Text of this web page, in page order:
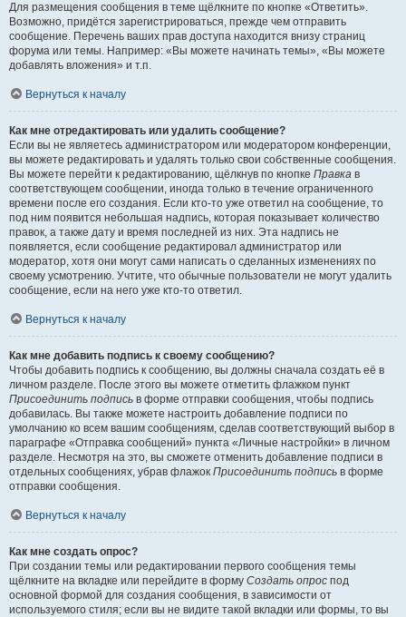
Для размещения сообщения в теме щёлкните по кнопке «Ответить».
Возможно, придётся зарегистрироваться, прежде чем отправить
сообщение. Перечень ваших прав доступа находится внизу страниц
форума или темы. Например: «Вы можете начинать темы», «Вы можете
добавлять вложения» и т.п.
Вернуться к началу
Как мне отредактировать или удалить сообщение?
Если вы не являетесь администратором или модератором конференции,
вы можете редактировать и удалять только свои собственные сообщения.
Вы можете перейти к редактированию, щёлкнув по кнопке Правка в
соответствующем сообщении, иногда только в течение ограниченного
времени после его создания. Если кто-то уже ответил на сообщение, то
под ним появится небольшая надпись, которая показывает количество
правок, а также дату и время последней из них. Эта надпись не
появляется, если сообщение редактировал администратор или
модератор, хотя они могут сами написать о сделанных изменениях по
своему усмотрению. Учтите, что обычные пользователи не могут удалить
сообщение, если на него уже кто-то ответил.
Вернуться к началу
Как мне добавить подпись к своему сообщению?
Чтобы добавить подпись к сообщению, вы должны сначала создать её в
личном разделе. После этого вы можете отметить флажком пункт
Присоединить подпись в форме отправки сообщения, чтобы подпись
добавилась. Вы также можете настроить добавление подписи по
умолчанию ко всем вашим сообщениям, сделав соответствующий выбор в
параграфе «Отправка сообщений» пункта «Личные настройки» в личном
разделе. Несмотря на это, вы сможете отменить добавление подписи в
отдельных сообщениях, убрав флажок Присоединить подпись в форме
отправки сообщения.
Вернуться к началу
Как мне создать опрос?
При создании темы или редактировании первого сообщения темы
щёлкните на вкладке или перейдите в форму Создать опрос под
основной формой для создания сообщения, в зависимости от
используемого стиля; если вы не видите такой вкладки или формы, то вы